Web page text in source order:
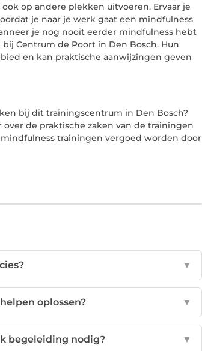
op andere plekken uitvoeren. Ervaar je
je naar je werk gaat een mindfulness
je nog nooit eerder mindfulness hebt
Centrum de Poort in Den Bosch. Hun
en kan praktische aanwijzingen geven
bij dit trainingscentrum in Den Bosch?
de praktische zaken van de trainingen
trainingen vergoed worden door
▼
oplossen? ▼
begeleiding nodig? ▼